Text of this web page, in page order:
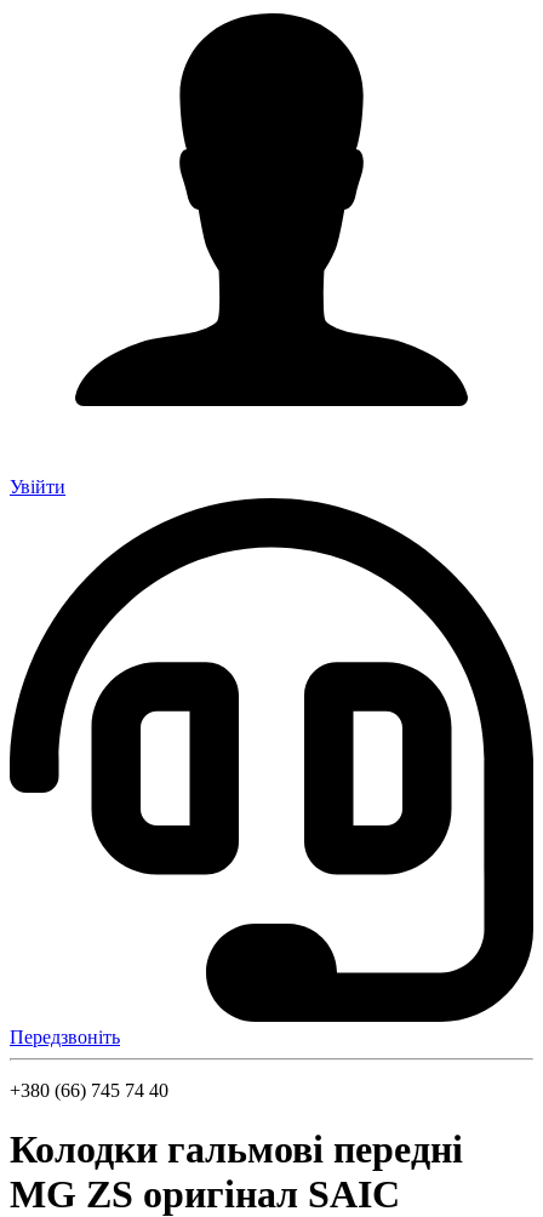
Увійти
Передзвоніть
+380 (66) 745 74 40
Колодки гальмові передні
MG ZS оригінал SAIC